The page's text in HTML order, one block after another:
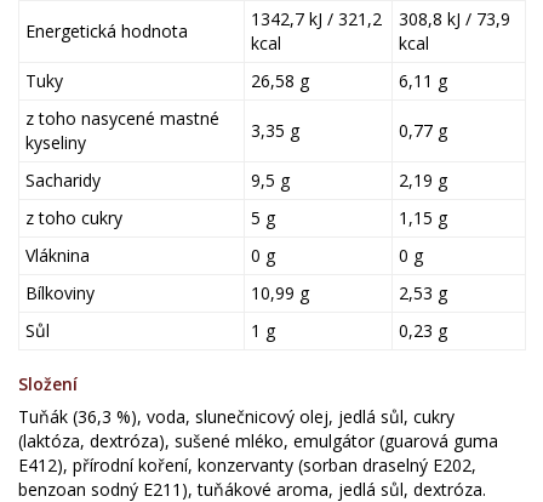
Energetická hodnota
1342,7 kJ / 321,2
kcal
308,8 kJ / 73,9
kcal
Tuky
26,58 g
6,11 g
z toho nasycené mastné
kyseliny
3,35 g 0,77 g
Sacharidy 9,5 g
2,19 g
z toho cukry
5 g
1,15 g
Vláknina
0 g
0 g
Bílkoviny
10,99 g
2,53 g
Sůl
1 g 0,23 g
Složení
Tuňák (36,3 %), voda, slunečnicový olej, jedlá sůl, cukry
(laktóza, dextróza), sušené mléko, emulgátor (guarová guma
E412), přírodní koření, konzervanty (sorban draselný E202,
benzoan sodný E211), tuňákové aroma, jedlá sůl, dextróza.